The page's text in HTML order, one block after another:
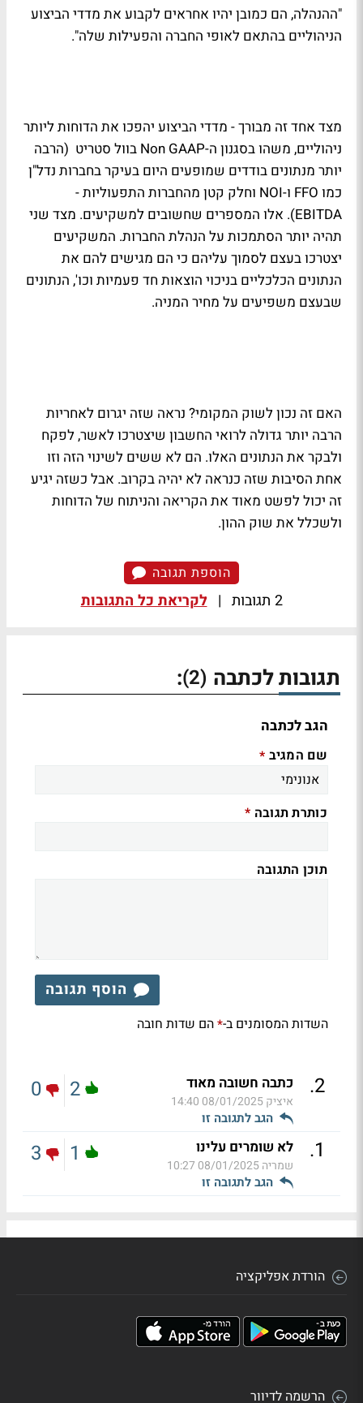
"ההנהלה, הם כמובן יהיו אחראים לקבוע את מדדי הביצוע
הניהוליים בהתאם לאופי החברה והפעילות שלה".
מצד אחד זה מבורך - מדדי הביצוע יהפכו את הדוחות ליותר
ניהוליים, משהו בסגנון ה-Non GAAP בוול סטריט (הרבה
יותר מנתונים בודדים שמופעים היום בעיקר בחברות נדל"ן
כמו FFO ו-NOI וחלק קטן מהחברות התפעוליות -
EBITDA). אלו המספרים שחשובים למשקיעים. מצד שני
תהיה יותר הסתמכות על הנהלת החברות. המשקיעים
יצטרכו בעצם לסמוך עליהם כי הם מגישים להם את
הנתונים הכלכליים בניכוי הוצאות חד פעמיות וכו', הנתונים
שבעצם משפיעים על מחיר המניה.
האם זה נכון לשוק המקומי? נראה שזה יגרום לאחריות
הרבה יותר גדולה לרואי החשבון שיצטרכו לאשר, לפקח
ולבקר את הנתונים האלו. הם לא ששים לשינוי הזה וזו
אחת הסיבות שזה כנראה לא יהיה בקרוב. אבל כשזה יגיע
זה יכול לפשט מאוד את הקריאה והניתוח של הדוחות
ולשכלל את שוק ההון.
הוספת תגובה
2 תגובות | לקריאת כל התגובות
תגובות לכתבה (2)
:
הגב לכתבה
שם המגיב *
כותרת תגובה *
תוכן התגובה
הוסף תגובה
השדות המסומנים ב-*הם שדות חובה
2
. כתבה חשובה מאוד
איציק08/01/2025 14:40
הגב לתגובה זו
2
0
1
. לא שומרים עלינו
שמריה08/01/2025 10:27
הגב לתגובה זו
1
3
הורדת אפליקציה
הרשמה לדיוור